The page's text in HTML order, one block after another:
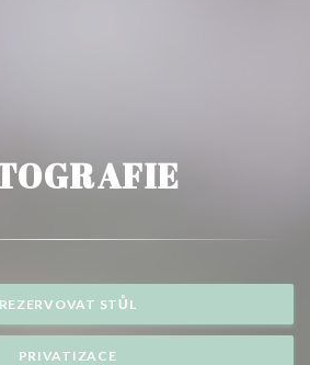
REZERVOVAT STŮL
PRIVATIZACE